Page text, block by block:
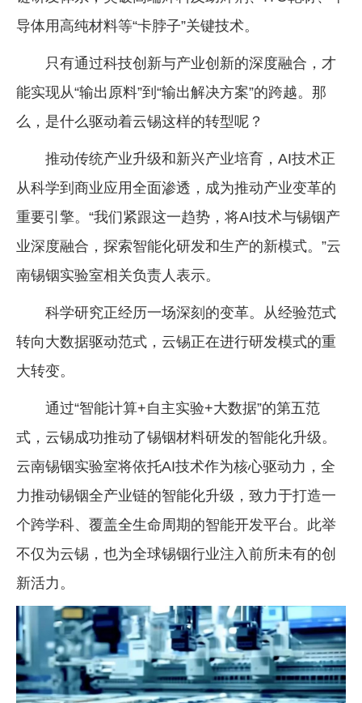
导体用高纯材料等“卡脖子”关键技术。
只有通过科技创新与产业创新的深度融合，才
能实现从“输出原料”到“输出解决方案”的跨越。那
么，是什么驱动着云锡这样的转型呢？
推动传统产业升级和新兴产业培育，AI技术正
从科学到商业应用全面渗透，成为推动产业变革的
重要引擎。“我们紧跟这一趋势，将AI技术与锡铟产
业深度融合，探索智能化研发和生产的新模式。”云
南锡铟实验室相关负责人表示。
科学研究正经历一场深刻的变革。从经验范式
转向大数据驱动范式，云锡正在进行研发模式的重
大转变。
通过“智能计算+自主实验+大数据”的第五范
式，云锡成功推动了锡铟材料研发的智能化升级。
云南锡铟实验室将依托AI技术作为核心驱动力，全
力推动锡铟全产业链的智能化升级，致力于打造一
个跨学科、覆盖全生命周期的智能开发平台。此举
不仅为云锡，也为全球锡铟行业注入前所未有的创
新活力。